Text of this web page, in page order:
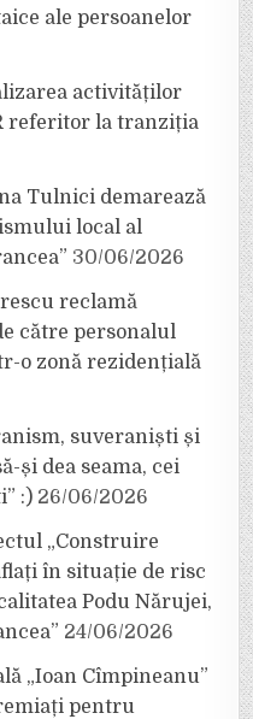
ale persoanelor
activităților
referitor la tranziția
Tulnici demarează
local al
30/06/2026
reclamă
către personalul
o zonă rezidențială
suveraniști și
și dea seama, cei
:) 26/06/2026
„Construire
în situație de risc
Podu Nărujei,
24/06/2026
„Ioan Cîmpineanu”
pentru